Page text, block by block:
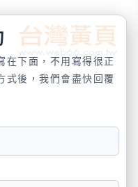
在下面，不用寫得很正
式後，我們會盡快回覆